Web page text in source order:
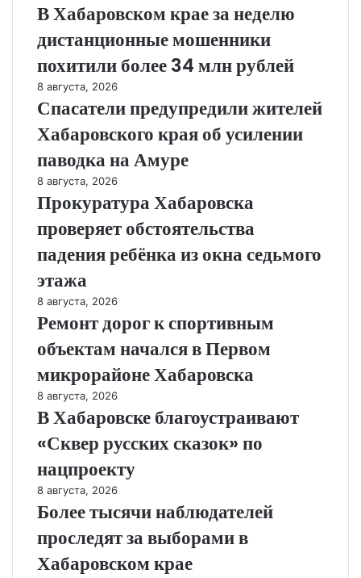
В Хабаровском крае за неделю
дистанционные мошенники
похитили более 34 млн рублей
8 августа, 2026
Спасатели предупредили жителей
Хабаровского края об усилении
паводка на Амуре
8 августа, 2026
Прокуратура Хабаровска
проверяет обстоятельства
падения ребёнка из окна седьмого
этажа
8 августа, 2026
Ремонт дорог к спортивным
объектам начался в Первом
микрорайоне Хабаровска
8 августа, 2026
В Хабаровске благоустраивают
«Сквер русских сказок» по
нацпроекту
8 августа, 2026
Более тысячи наблюдателей
проследят за выборами в
Хабаровском крае